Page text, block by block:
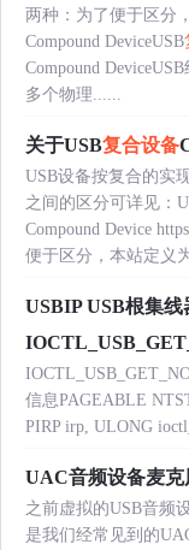
两种：为了便于区分
Compound DeviceUSB
Compound
多个物理......
关于USB复合设备
USB设备按复合的实
之间的区分可详见：
Compound Device
便于区分，本站定义
USBIP USB根集线
信息PAGEABLE
PIRP irp, ULONG
UAC音频设备麦
之前虚拟的USB音频
是我们经常见到的